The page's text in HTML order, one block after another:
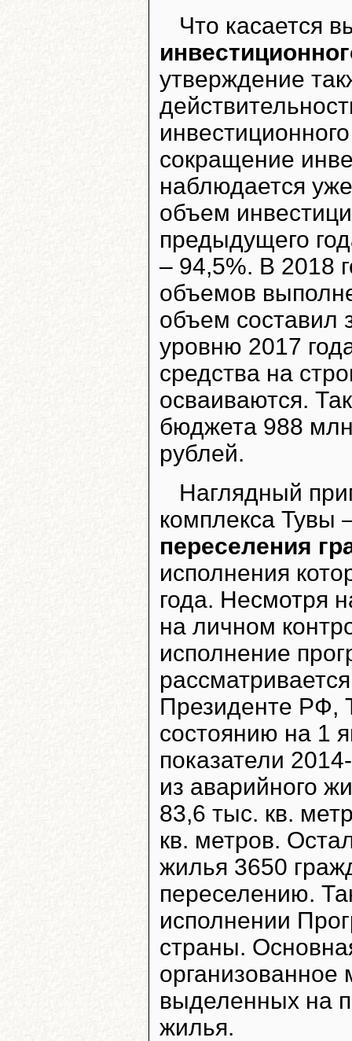
Что касается
утверждение
сокращение
наблюдается
объем
предыдущего
– 94,5%. В 2018
объемов
объем составил
уровню 2017
средства на
осваиваются.
бюджета 988
рублей.
Наглядный
комплекса Тувы
переселения
исполнения
года. Несмотря
на личном
исполнение
Президенте РФ,
состоянию на 1
показатели
из аварийного
83,6 тыс. кв.
кв. метров.
жилья 3650
переселению.
исполнении
страны.
организованное
выделенных на
жилья.